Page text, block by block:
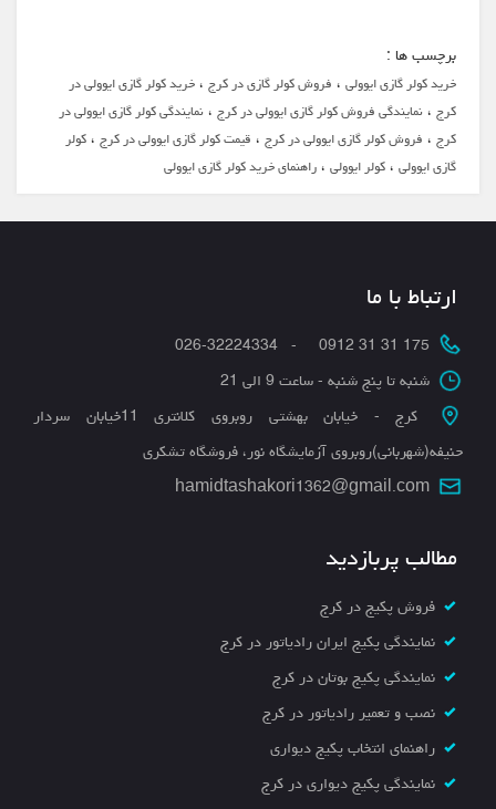
برچسب ها :
خرید کولر گازی ایوولی، فروش کولر گازی در کرج،خرید کولر گازی ایوولی در
کرج،نمایندگی فروش کولر گازی ایوولی در کرج،نمایندگی کولر گازی ایوولی در
کرج، فروش کولر گازی ایوولی در کرج، قیمت کولر گازی ایوولی در کرج،کولر
گازی ایوولی،کولر ایوولی،راهنمای خرید کولر گازی ایوولی
ارتباط با ما
175 31 31 0912 - 026-32224334
شنبه تا پنج شنبه - ساعت 9 الی 21
کرج - خیابان بهشتی روبروی کلانتری 11خیابان سردار
حنیفه(شهربانی)روبروی آزمایشگاه نور، فروشگاه تشکری
hamidtashakori1362@gmail.com
مطالب پربازدید
فروش پکیج در کرج
نمایندگی پکیج ایران رادیاتور در کرج
نمایندگی پکیج بوتان در کرج
نصب و تعمیر رادیاتور در کرج
راهنمای انتخاب پکیج دیواری
نمایندگی پکیج دیواری در کرج